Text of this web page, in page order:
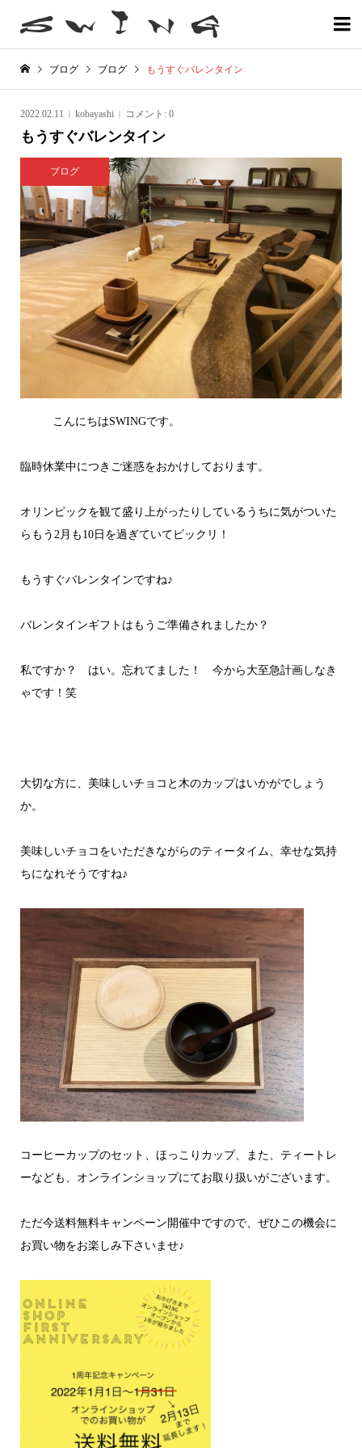

ブログ ブログ もうすぐバレンタイン
2022.02.11 kobayashi コメント: 0
もうすぐバレンタイン
ブログ
こんにちはSWINGです。
臨時休業中につきご迷惑をおかけしております。
オリンピックを観て盛り上がったりしているうちに気がついた
らもう2月も10日を過ぎていてビックリ！
もうすぐバレンタインですね♪
バレンタインギフトはもうご準備されましたか？
私ですか？ はい。忘れてました！ 今から大至急計画しなき
ゃです！笑
大切な方に、美味しいチョコと木のカップはいかがでしょう
か。
美味しいチョコをいただきながらのティータイム、幸せな気持
ちになれそうですね♪
コーヒーカップのセット、ほっこりカップ、また、ティートレ
ーなども、オンラインショップにてお取り扱いがございます。
ただ今送料無料キャンペーン開催中ですので、ぜひこの機会に
お買い物をお楽しみ下さいませ♪